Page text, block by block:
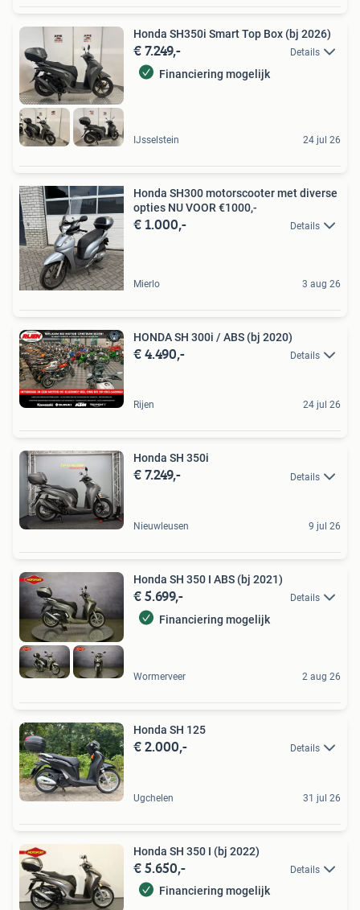
Honda SH350i Smart Top Box (bj 2026)
€ 7.249,- Details
Financiering mogelijk
IJsselstein 24 jul 26
Honda SH300 motorscooter met diverse
opties NU VOOR €1000,-
€ 1.000,- Details
Mierlo 3 aug 26
HONDA SH 300i / ABS (bj 2020)
€ 4.490,- Details
Rijen 24 jul 26
Honda SH 350i
€ 7.249,- Details
Nieuwleusen 9 jul 26
Honda SH 350 I ABS (bj 2021)
€ 5.699,- Details
Financiering mogelijk
Wormerveer 2 aug 26
Honda SH 125
€ 2.000,- Details
Ugchelen 31 jul 26
Honda SH 350 I (bj 2022)
€ 5.650,- Details
Financiering mogelijk